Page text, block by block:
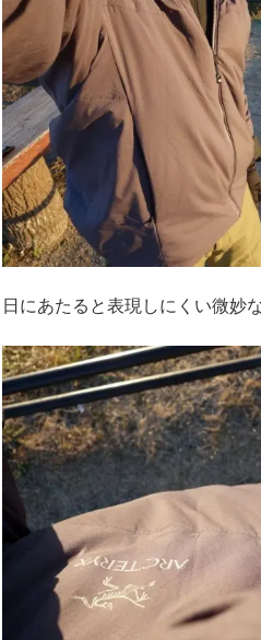
日にあたると表現しにくい微妙